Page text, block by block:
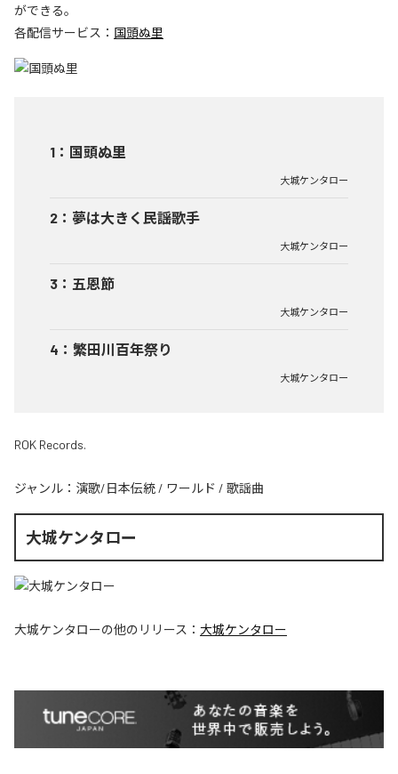
ができる。
各配信サービス： 国頭ぬ里
1 ： 国頭ぬ里
大城ケンタロー
2 ： 夢は大きく民謡歌手
大城ケンタロー
3 ： 五恩節
大城ケンタロー
4 ： 繁田川百年祭り
大城ケンタロー
ROK Records.
ジャンル： 演歌/日本伝統 / ワールド / 歌謡曲
大城ケンタロー
大城ケンタローの他のリリース： 大城ケンタロー